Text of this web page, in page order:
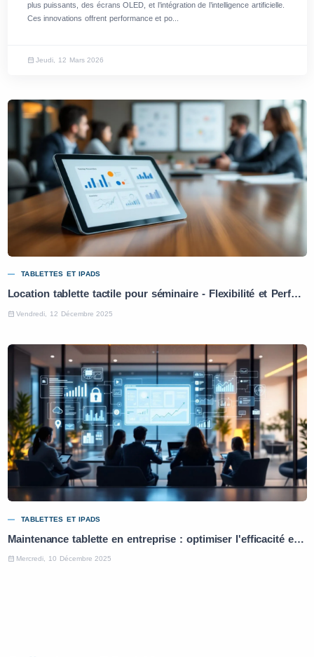
plus puissants, des écrans OLED, et l’intégration de l’intelligence artificielle.
Ces innovations offrent performance et po...
Jeudi, 12 Mars 2026
TABLETTES ET IPADS
Location tablette tactile pour séminaire - Flexibilité et Performance
Vendredi, 12 Décembre 2025
TABLETTES ET IPADS
Maintenance tablette en entreprise : optimiser l'efficacité et la productivité
Mercredi, 10 Décembre 2025